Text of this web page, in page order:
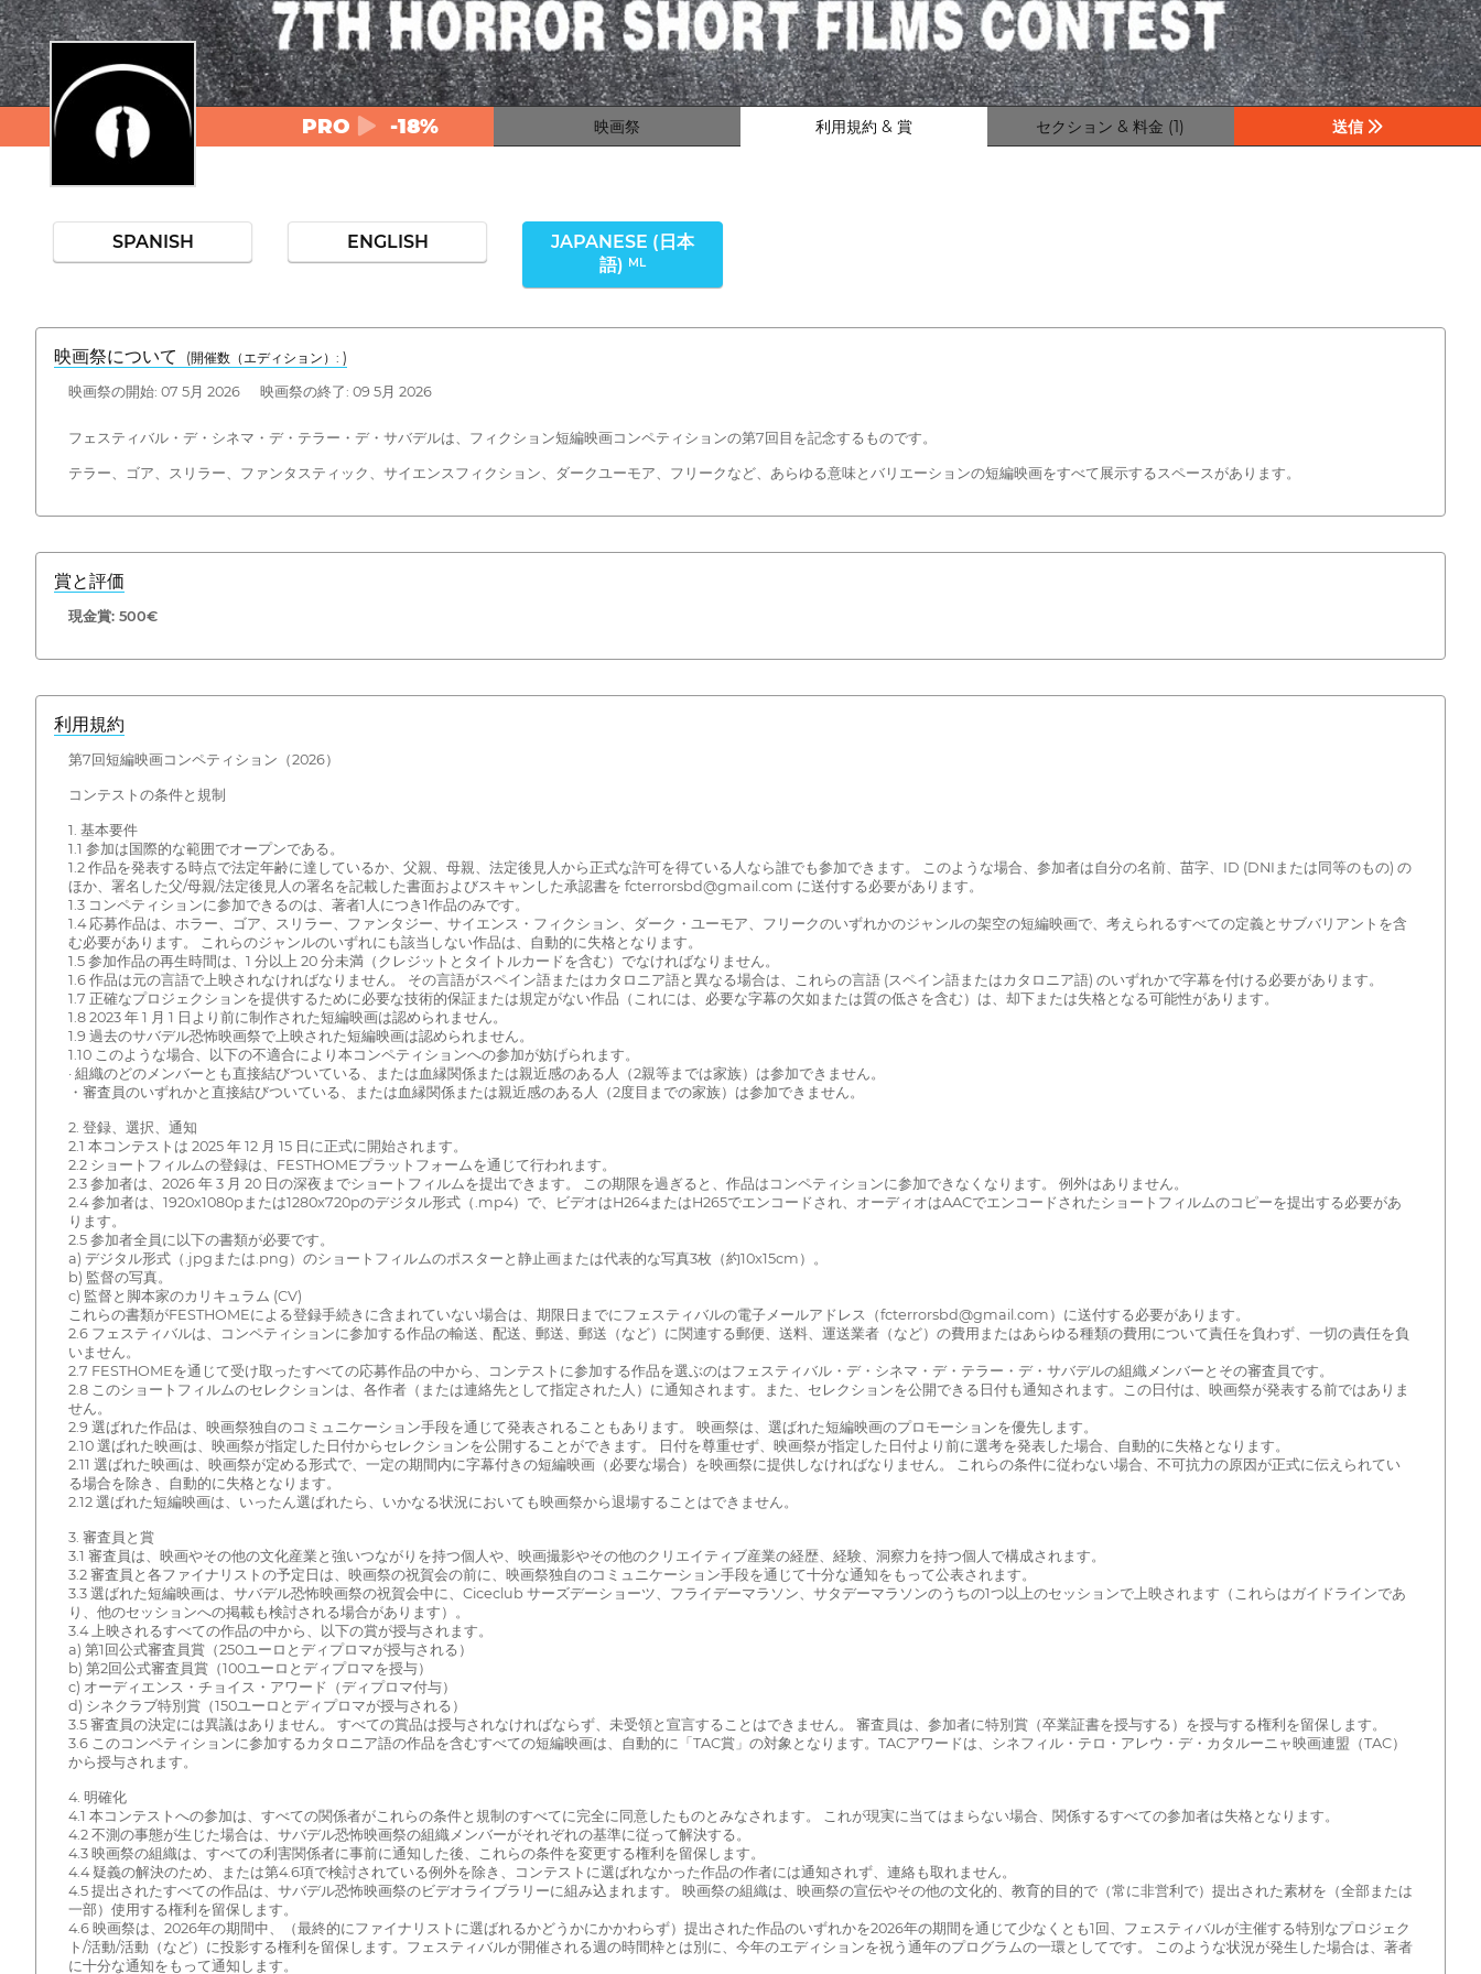
PRO -18% 映画祭 利用規約 & 賞 セクション & 料金 (1) 送信
SPANISH ENGLISH
JAPANESE (日本
語) ML
映画祭について (開催数（エディション）: )
映画祭の開始: 07 5月 2026 映画祭の終了: 09 5月 2026
フェスティバル・デ・シネマ・デ・テラー・デ・サバデルは、フィクション短編映画コンペティションの第7回目を記念するものです。
テラー、ゴア、スリラー、ファンタスティック、サイエンスフィクション、ダークユーモア、フリークなど、あらゆる意味とバリエーションの短編映画をすべて展示するスペースがあります。
賞と評価
現金賞: 500€
利用規約
第7回短編映画コンペティション（2026）
コンテストの条件と規制
1. 基本要件
1.1 参加は国際的な範囲でオープンである。
1.2 作品を発表する時点で法定年齢に達しているか、父親、母親、法定後見人から正式な許可を得ている人なら誰でも参加できます。 このような場合、参加者は自分の名前、苗字、ID (DNIまたは同等のもの) の
ほか、署名した父/母親/法定後見人の署名を記載した書面およびスキャンした承認書を fcterrorsbd@gmail.com に送付する必要があります。
1.3 コンペティションに参加できるのは、著者1人につき1作品のみです。
1.4 応募作品は、ホラー、ゴア、スリラー、ファンタジー、サイエンス・フィクション、ダーク・ユーモア、フリークのいずれかのジャンルの架空の短編映画で、考えられるすべての定義とサブバリアントを含
む必要があります。 これらのジャンルのいずれにも該当しない作品は、自動的に失格となります。
1.5 参加作品の再生時間は、1 分以上 20 分未満（クレジットとタイトルカードを含む）でなければなりません。
1.6 作品は元の言語で上映されなければなりません。 その言語がスペイン語またはカタロニア語と異なる場合は、これらの言語 (スペイン語またはカタロニア語) のいずれかで字幕を付ける必要があります。
1.7 正確なプロジェクションを提供するために必要な技術的保証または規定がない作品（これには、必要な字幕の欠如または質の低さを含む）は、却下または失格となる可能性があります。
1.8 2023 年 1 月 1 日より前に制作された短編映画は認められません。
1.9 過去のサバデル恐怖映画祭で上映された短編映画は認められません。
1.10 このような場合、以下の不適合により本コンペティションへの参加が妨げられます。
· 組織のどのメンバーとも直接結びついている、または血縁関係または親近感のある人（2親等までは家族）は参加できません。
・審査員のいずれかと直接結びついている、または血縁関係または親近感のある人（2度目までの家族）は参加できません。
2. 登録、選択、通知
2.1 本コンテストは 2025 年 12 月 15 日に正式に開始されます。
2.2 ショートフィルムの登録は、FESTHOMEプラットフォームを通じて行われます。
2.3 参加者は、2026 年 3 月 20 日の深夜までショートフィルムを提出できます。 この期限を過ぎると、作品はコンペティションに参加できなくなります。 例外はありません。
2.4 参加者は、1920x1080pまたは1280x720pのデジタル形式（.mp4）で、ビデオはH264またはH265でエンコードされ、オーディオはAACでエンコードされたショートフィルムのコピーを提出する必要があ
ります。
2.5 参加者全員に以下の書類が必要です。
a) デジタル形式（.jpgまたは.png）のショートフィルムのポスターと静止画または代表的な写真3枚（約10x15cm）。
b) 監督の写真。
c) 監督と脚本家のカリキュラム (CV)
これらの書類がFESTHOMEによる登録手続きに含まれていない場合は、期限日までにフェスティバルの電子メールアドレス（fcterrorsbd@gmail.com）に送付する必要があります。
2.6 フェスティバルは、コンペティションに参加する作品の輸送、配送、郵送、郵送（など）に関連する郵便、送料、運送業者（など）の費用またはあらゆる種類の費用について責任を負わず、一切の責任を負
いません。
2.7 FESTHOMEを通じて受け取ったすべての応募作品の中から、コンテストに参加する作品を選ぶのはフェスティバル・デ・シネマ・デ・テラー・デ・サバデルの組織メンバーとその審査員です。
2.8 このショートフィルムのセレクションは、各作者（または連絡先として指定された人）に通知されます。また、セレクションを公開できる日付も通知されます。この日付は、映画祭が発表する前ではありま
せん。
2.9 選ばれた作品は、映画祭独自のコミュニケーション手段を通じて発表されることもあります。 映画祭は、選ばれた短編映画のプロモーションを優先します。
2.10 選ばれた映画は、映画祭が指定した日付からセレクションを公開することができます。 日付を尊重せず、映画祭が指定した日付より前に選考を発表した場合、自動的に失格となります。
2.11 選ばれた映画は、映画祭が定める形式で、一定の期間内に字幕付きの短編映画（必要な場合）を映画祭に提供しなければなりません。 これらの条件に従わない場合、不可抗力の原因が正式に伝えられてい
る場合を除き、自動的に失格となります。
2.12 選ばれた短編映画は、いったん選ばれたら、いかなる状況においても映画祭から退場することはできません。
3. 審査員と賞
3.1 審査員は、映画やその他の文化産業と強いつながりを持つ個人や、映画撮影やその他のクリエイティブ産業の経歴、経験、洞察力を持つ個人で構成されます。
3.2 審査員と各ファイナリストの予定日は、映画祭の祝賀会の前に、映画祭独自のコミュニケーション手段を通じて十分な通知をもって公表されます。
3.3 選ばれた短編映画は、サバデル恐怖映画祭の祝賀会中に、Ciceclub サーズデーショーツ、フライデーマラソン、サタデーマラソンのうちの1つ以上のセッションで上映されます（これらはガイドラインであ
り、他のセッションへの掲載も検討される場合があります）。
3.4 上映されるすべての作品の中から、以下の賞が授与されます。
a) 第1回公式審査員賞（250ユーロとディプロマが授与される）
b) 第2回公式審査員賞（100ユーロとディプロマを授与）
c) オーディエンス・チョイス・アワード（ディプロマ付与）
d) シネクラブ特別賞（150ユーロとディプロマが授与される）
3.5 審査員の決定には異議はありません。 すべての賞品は授与されなければならず、未受領と宣言することはできません。 審査員は、参加者に特別賞（卒業証書を授与する）を授与する権利を留保します。
3.6 このコンペティションに参加するカタロニア語の作品を含むすべての短編映画は、自動的に「TAC賞」の対象となります。TACアワードは、シネフィル・テロ・アレウ・デ・カタルーニャ映画連盟（TAC）
から授与されます。
4. 明確化
4.1 本コンテストへの参加は、すべての関係者がこれらの条件と規制のすべてに完全に同意したものとみなされます。 これが現実に当てはまらない場合、関係するすべての参加者は失格となります。
4.2 不測の事態が生じた場合は、サバデル恐怖映画祭の組織メンバーがそれぞれの基準に従って解決する。
4.3 映画祭の組織は、すべての利害関係者に事前に通知した後、これらの条件を変更する権利を留保します。
4.4 疑義の解決のため、または第4.6項で検討されている例外を除き、コンテストに選ばれなかった作品の作者には通知されず、連絡も取れません。
4.5 提出されたすべての作品は、サバデル恐怖映画祭のビデオライブラリーに組み込まれます。 映画祭の組織は、映画祭の宣伝やその他の文化的、教育的目的で（常に非営利で）提出された素材を（全部または
一部）使用する権利を留保します。
4.6 映画祭は、2026年の期間中、（最終的にファイナリストに選ばれるかどうかにかかわらず）提出された作品のいずれかを2026年の期間を通じて少なくとも1回、フェスティバルが主催する特別なプロジェク
ト/活動/活動（など）に投影する権利を留保します。フェスティバルが開催される週の時間枠とは別に、今年のエディションを祝う通年のプログラムの一環としてです。 このような状況が発生した場合は、著者
に十分な通知をもって通知します。